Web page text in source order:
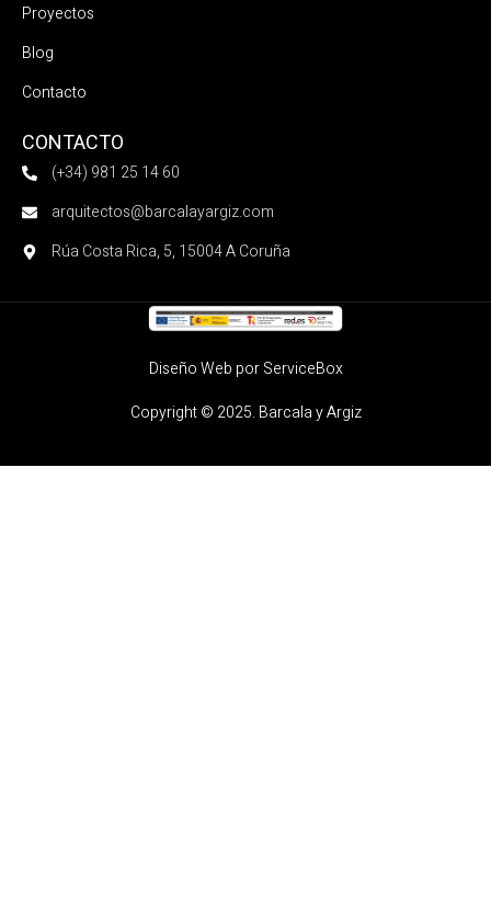
Proyectos
Blog
Contacto
CONTACTO
(+34) 981 25 14 60
arquitectos@barcalayargiz.com
Rúa Costa Rica, 5, 15004 A Coruña
Diseño Web por ServiceBox
Copyright © 2025. Barcala y Argiz